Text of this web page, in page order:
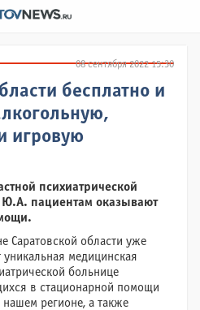
08 сентября 2022 15:30
бесплатно и
игровую
психиатрической
пациентам оказывают
Саратовской области уже
уникальная медицинская
больнице
в стационарной помощи
регионе, а также